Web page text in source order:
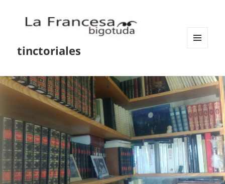
tinctoriales